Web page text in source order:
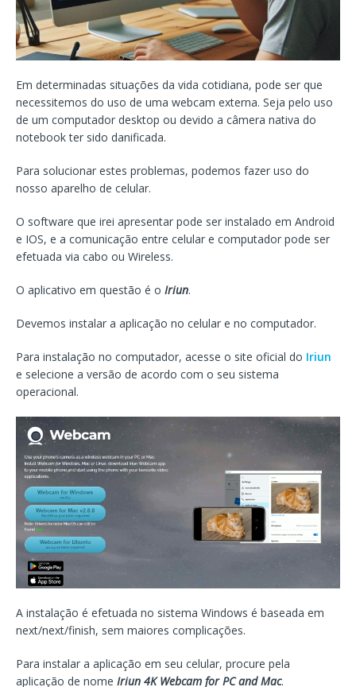
Em determinadas situações da vida cotidiana, pode ser que
necessitemos do uso de uma webcam externa. Seja pelo uso
de um computador desktop ou devido a câmera nativa do
notebook ter sido danificada.
Para solucionar estes problemas, podemos fazer uso do
nosso aparelho de celular.
O software que irei apresentar pode ser instalado em Android
e IOS, e a comunicação entre celular e computador pode ser
efetuada via cabo ou Wireless.
O aplicativo em questão é o Iriun.
Devemos instalar a aplicação no celular e no computador.
Para instalação no computador, acesse o site oficial do Iriun
e selecione a versão de acordo com o seu sistema
operacional.
A instalação é efetuada no sistema Windows é baseada em
next/next/finish, sem maiores complicações.
Para instalar a aplicação em seu celular, procure pela
aplicação de nome Iriun 4K Webcam for PC and Mac.